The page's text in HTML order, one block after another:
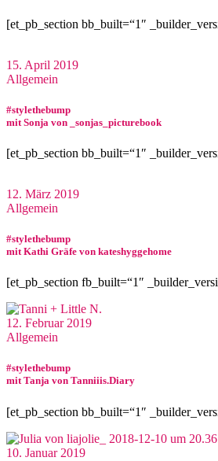
[et_pb_section bb_built=“1″
15. April 2019
Allgemein
#stylethebump
mit Sonja von _sonjas_picturebook
[et_pb_section bb_built=“1″
12. März 2019
Allgemein
#stylethebump
mit Kathi Gräfe von kateshyggehome
[et_pb_section fb_built=“1″
12. Februar 2019
Allgemein
#stylethebump
mit Tanja von Tanniiis.Diary
[et_pb_section bb_built=“1″
10. Januar 2019